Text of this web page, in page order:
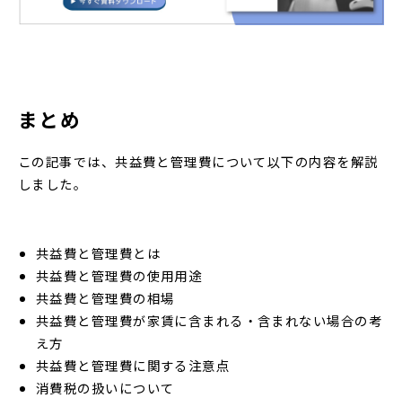
まとめ
この記事では、共益費と管理費について以下の内容を解説
しました。
共益費と管理費とは
共益費と管理費の使用用途
共益費と管理費の相場
共益費と管理費が家賃に含まれる・含まれない場合の考
え方
共益費と管理費に関する注意点
消費税の扱いについて